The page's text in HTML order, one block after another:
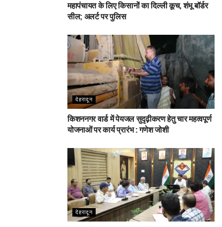
महापंचायत के लिए किसानों का दिल्ली कूच, शंभू बॉर्डर
सील; अलर्ट पर पुलिस
देहरादून
किशननगर वार्ड में पेयजल सुदृढ़ीकरण हेतु चार महत्वपूर्ण
योजनाओं पर कार्य प्रारंभ : गणेश जोशी
देहरादून